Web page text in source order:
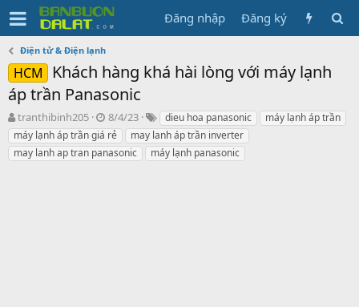
Đăng nhập Đăng ký
Điện tử & Điện lạnh
HCM
Khách hàng khá hài lòng với máy lạnh
áp trần Panasonic
N
g
ư
ờ
tranthibinh205
N
g
à
y
8/4/23
T
ừ
k
h
dieu hoa panasonic
máy lạnh áp trần
máy lạnh áp trần giá rẻ
may lanh áp trần inverter
may lanh ap tran panasonic
máy lạnh panasonic